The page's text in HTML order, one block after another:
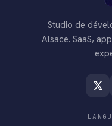
Studio de
Alsace. SaaS,